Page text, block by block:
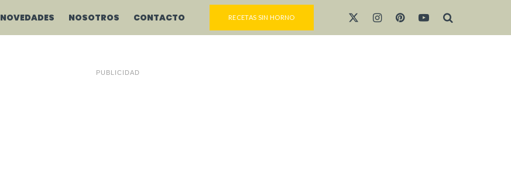
NOVEDADES NOSOTROS CONTACTO RECETAS SIN HORNO
PUBLICIDAD